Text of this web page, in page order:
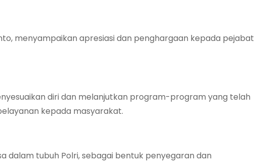
menyampaikan apresiasi dan penghargaan kepada pejabat
diri dan melanjutkan program-program yang telah
kepada masyarakat.
dalam tubuh Polri, sebagai bentuk penyegaran dan